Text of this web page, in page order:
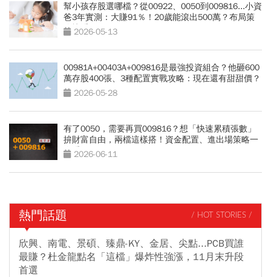
幫小孩存股選哪檔？從00922、0050到009816...小資
爸3年實測：大賺91％！20歲能滾出500萬？布局策
略快看
2026-05-13
00981A+00403A+009816是最強投資組合？他砸600
萬存股400張、3種配置實戰攻略：現在還有甜甜價？
2026-05-28
有了0050，需要再買009816？想「快速累積張數」
拚財富自由，兩檔這樣搭！資金配置、進出場策略一
次看2026-06-11
熱門話題 / HOT STORIES /
欣興、南電、景碩、臻鼎-KY、金居、尖點...PCB買誰
最賺？杜金龍點名「這檔」爆炸性強漲，11月末升段
首選